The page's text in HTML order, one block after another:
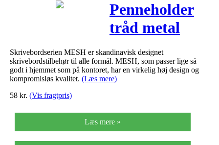
Penneholder
tråd metal
sølv Ø90mm
H100mm
Skrivebordserien MESH er skandinavisk designet
skrivebordstilbehør til alle formål. MESH, som passer lige så
godt i hjemmet som på kontoret, har en virkelig høj design og
kompromisløs kvalitet. (Læs mere)
58 kr. (Vis fragtpris)
Læs mere »